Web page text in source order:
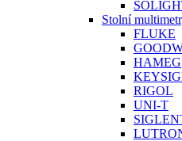
Stolní
FLUKE
HAMEG
RIGOL
UNI-T